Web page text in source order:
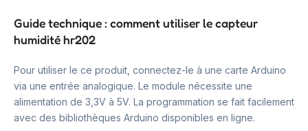
Guide technique : comment utiliser le capteur
humidité hr202
Pour utiliser le ce produit, connectez-le à une carte Arduino
via une entrée analogique. Le module nécessite une
alimentation de 3,3V à 5V. La programmation se fait facilement
avec des bibliothèques Arduino disponibles en ligne.